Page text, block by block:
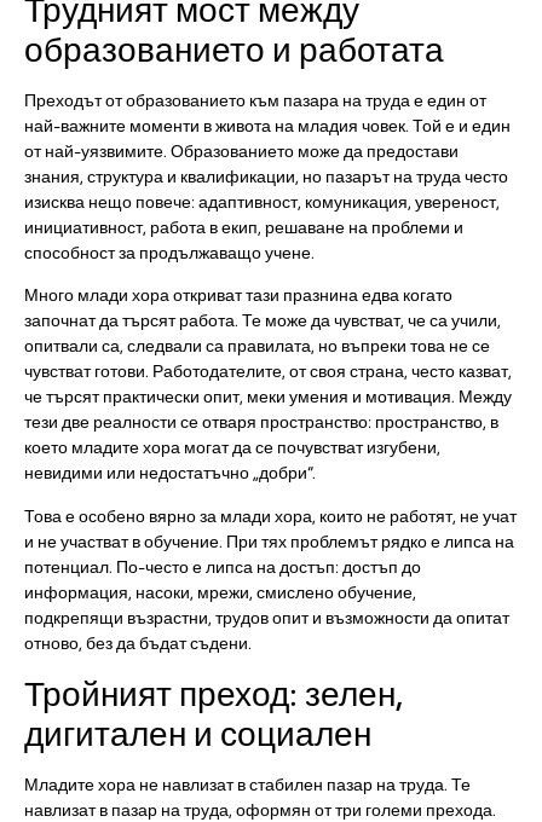
образованието и работата
Преходът от образованието към пазара на труда е един от
най-важните моменти в живота на младия човек. Той е и един
от най-уязвимите. Образованието може да предостави
знания, структура и квалификации, но пазарът на труда често
изисква нещо повече: адаптивност, комуникация, увереност,
инициативност, работа в екип, решаване на проблеми и
способност за продължаващо учене.
Много млади хора откриват тази празнина едва когато
започнат да търсят работа. Те може да чувстват, че са учили,
опитвали са, следвали са правилата, но въпреки това не се
чувстват готови. Работодателите, от своя страна, често казват,
че търсят практически опит, меки умения и мотивация. Между
тези две реалности се отваря пространство: пространство, в
което младите хора могат да се почувстват изгубени,
невидими или недостатъчно „добри“.
Това е особено вярно за млади хора, които не работят, не учат
и не участват в обучение. При тях проблемът рядко е липса на
потенциал. По-често е липса на достъп: достъп до
информация, насоки, мрежи, смислено обучение,
подкрепящи възрастни, трудов опит и възможности да опитат
отново, без да бъдат съдени.
Тройният преход: зелен,
дигитален и социален
Младите хора не навлизат в стабилен пазар на труда. Те
навлизат в пазар на труда, оформян от три големи прехода.